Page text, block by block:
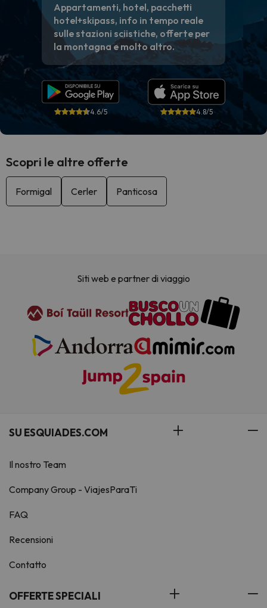
Appartamenti, hotel, pacchetti
hotel+skipass, info in tempo reale
sulle stazioni sciistiche, offerte per
la montagna e molto altro.
4.6/5 4.8/5
Scopri le altre offerte
Formigal Cerler Panticosa
Siti web e partner di viaggio
SU ESQUIADES.COM
Il nostro Team
Company Group - ViajesParaTi
FAQ
Recensioni
Contatto
OFFERTE SPECIALI